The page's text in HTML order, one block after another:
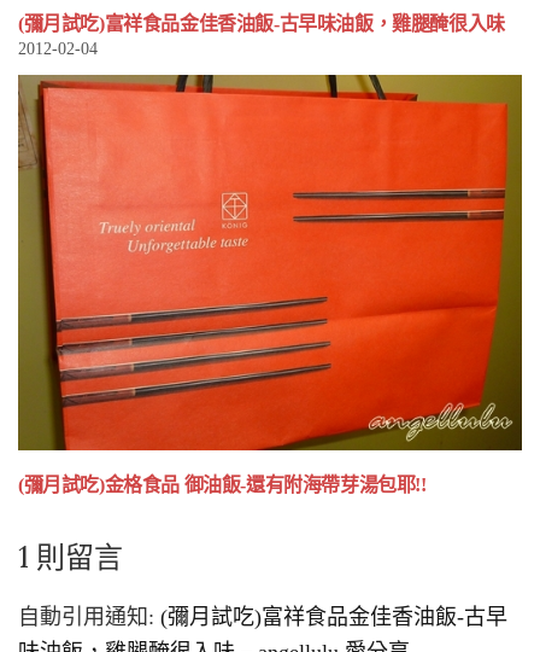
(彌月試吃)富祥食品金佳香油飯-古早味油飯，雞腿醃很入味
2012-02-04
(彌月試吃)金格食品 御油飯-還有附海帶芽湯包耶!!
1 則留言
自動引用通知: (彌月試吃)富祥食品金佳香油飯-古早